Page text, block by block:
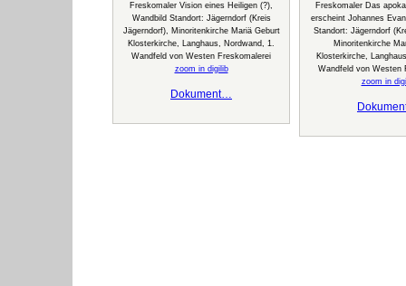
Freskomaler Vision eines Heiligen (?),
Wandbild Standort: Jägerndorf (Kreis
Jägerndorf), Minoritenkirche Mariä Geburt
Klosterkirche, Langhaus, Nordwand, 1.
Wandfeld von Westen Freskomalerei
zoom in digilib
Dokument…
Freskomaler Das
erscheint Johannes
Standort: Jägerndorf
Minoritenkirche
Klosterkirche,
Wandfeld von Westen
zoom in